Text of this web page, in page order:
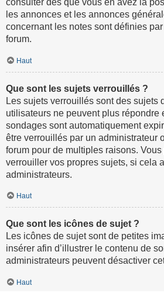
consulter dès que vous en avez la
les annonces et les annonces
concernant les notes sont définies
forum.
Haut
Que sont les sujets verrouillés ?
Les sujets verrouillés sont des sujets
utilisateurs ne peuvent plus répondre
sondages sont automatiquement
être verrouillés par un administrateur
forum pour de multiples raisons.
verrouiller vos propres sujets, si cela
administrateurs.
Haut
Que sont les icônes de sujet ?
Les icônes de sujet sont de petites
insérer afin d’illustrer le contenu de
administrateurs peuvent désactiver
Haut